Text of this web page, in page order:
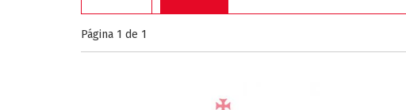
Página 1 de 1